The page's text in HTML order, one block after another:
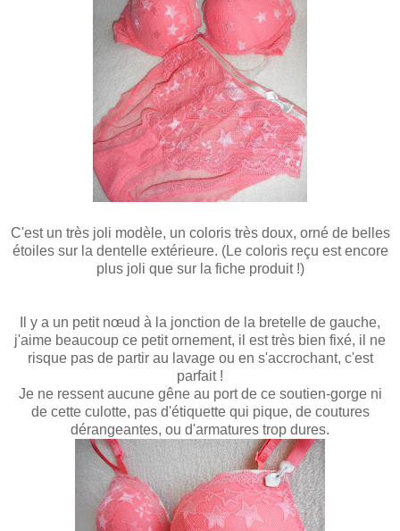
C'est un très joli modèle, un coloris très doux, orné de belles
étoiles sur la dentelle extérieure. (Le coloris reçu est encore
plus joli que sur la fiche produit !)
Il y a un petit nœud à la jonction de la bretelle de gauche,
j'aime beaucoup ce petit ornement, il est très bien fixé, il ne
risque pas de partir au lavage ou en s'accrochant, c'est
parfait !
Je ne ressent aucune gêne au port de ce soutien-gorge ni
de cette culotte, pas d'étiquette qui pique, de coutures
dérangeantes, ou d'armatures trop dures.